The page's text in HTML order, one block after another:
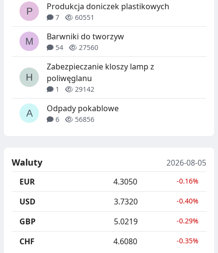
Produkcja doniczek plastikowych
7 60551
Barwniki do tworzyw
54 27560
Zabezpieczanie kloszy lamp z
poliwęglanu
1 29142
Odpady pokablowe
6 56856
Waluty
2026-08-05
EUR
4.3050 -0.16%
USD 3.7320 -0.40%
GBP 5.0219 -0.29%
CHF 4.6080 -0.35%